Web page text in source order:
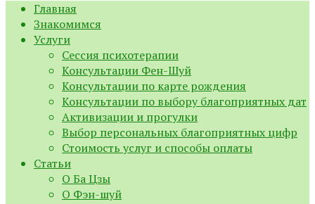
Главная
Знакомимся
Услуги
Сессия психотерапии
Консультации Фен-Шуй
Консультации по карте рождения
Консультации по выбору благоприятных дат
Активизации и прогулки
Выбор персональных благоприятных цифр
Стоимость услуг и способы оплаты
Статьи
О Ба Цзы
О Фэн-шуй